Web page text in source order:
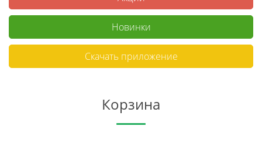
Новинки
Скачать приложение
Корзина